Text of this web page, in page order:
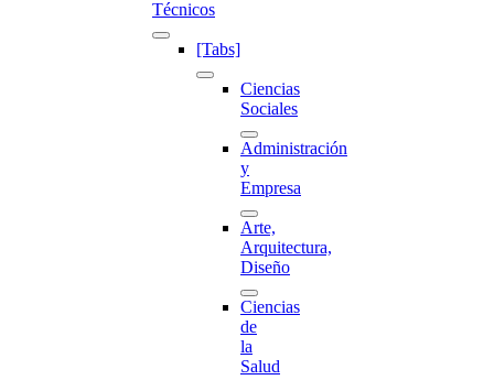
Técnicos
[Tabs]
Ciencias
Sociales
Administración
y
Empresa
Arte,
Arquitectura,
Diseño
Ciencias
de
la
Salud